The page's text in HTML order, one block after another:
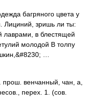
багряного цвета у
Лициний, зришь ли ты:
лаврами, в блестящей
молодой В толпу
…
венчанный, чан, а,
перех. 1. (сов.